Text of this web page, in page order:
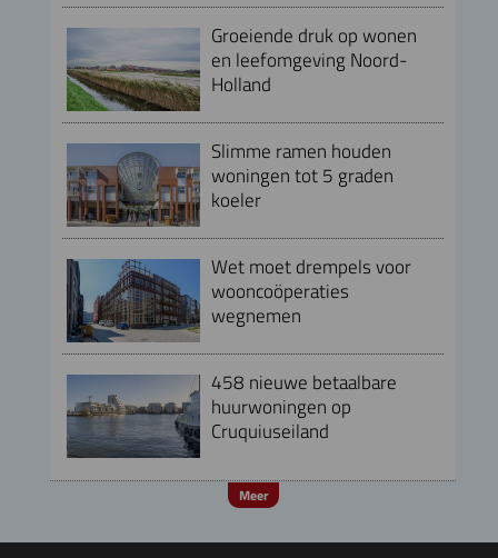
Groeiende druk op wonen
en leefomgeving Noord-
Holland
Slimme ramen houden
woningen tot 5 graden
koeler
Wet moet drempels voor
wooncoöperaties
wegnemen
458 nieuwe betaalbare
huurwoningen op
Cruquiuseiland
Meer